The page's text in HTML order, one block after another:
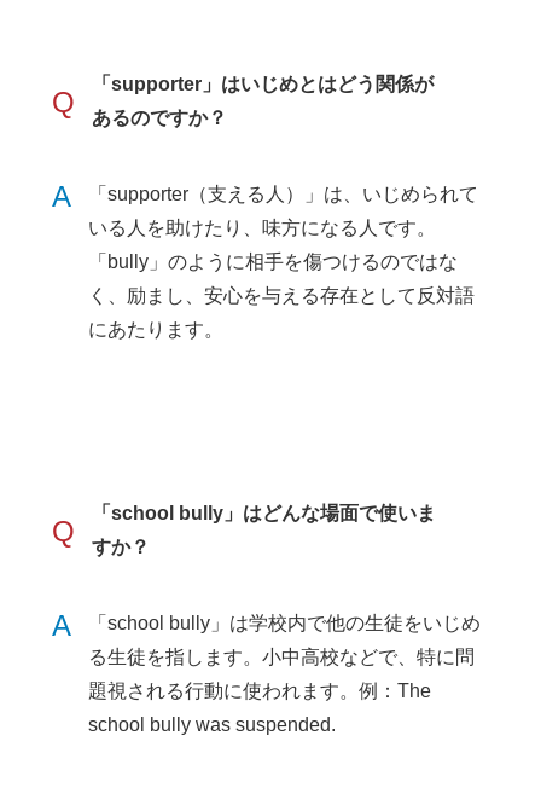
Q
「supporter」はいじめとはどう関係が
あるのですか？
A
「supporter（支える人）」は、いじめられて
いる人を助けたり、味方になる人です。
「bully」のように相手を傷つけるのではな
く、励まし、安心を与える存在として反対語
にあたります。
Q
「school bully」はどんな場面で使いま
すか？
A
「school bully」は学校内で他の生徒をいじめ
る生徒を指します。小中高校などで、特に問
題視される行動に使われます。例：The
school bully was suspended.